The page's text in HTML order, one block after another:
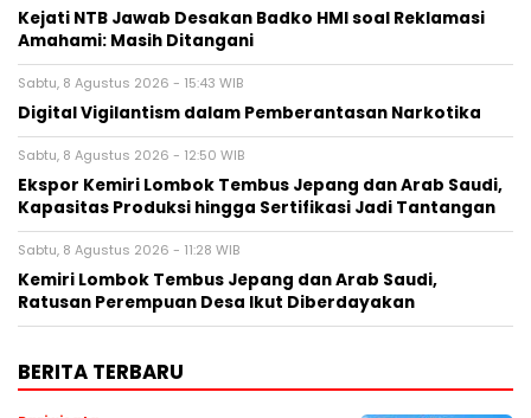
Kejati NTB Jawab Desakan Badko HMI soal Reklamasi
Amahami: Masih Ditangani
Sabtu, 8 Agustus 2026 - 15:43 WIB
Digital Vigilantism dalam Pemberantasan Narkotika
Sabtu, 8 Agustus 2026 - 12:50 WIB
Ekspor Kemiri Lombok Tembus Jepang dan Arab Saudi,
Kapasitas Produksi hingga Sertifikasi Jadi Tantangan
Sabtu, 8 Agustus 2026 - 11:28 WIB
Kemiri Lombok Tembus Jepang dan Arab Saudi,
Ratusan Perempuan Desa Ikut Diberdayakan
BERITA TERBARU